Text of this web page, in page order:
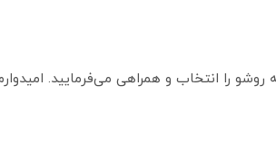
را انتخاب و همراهی می‌فرمایید.